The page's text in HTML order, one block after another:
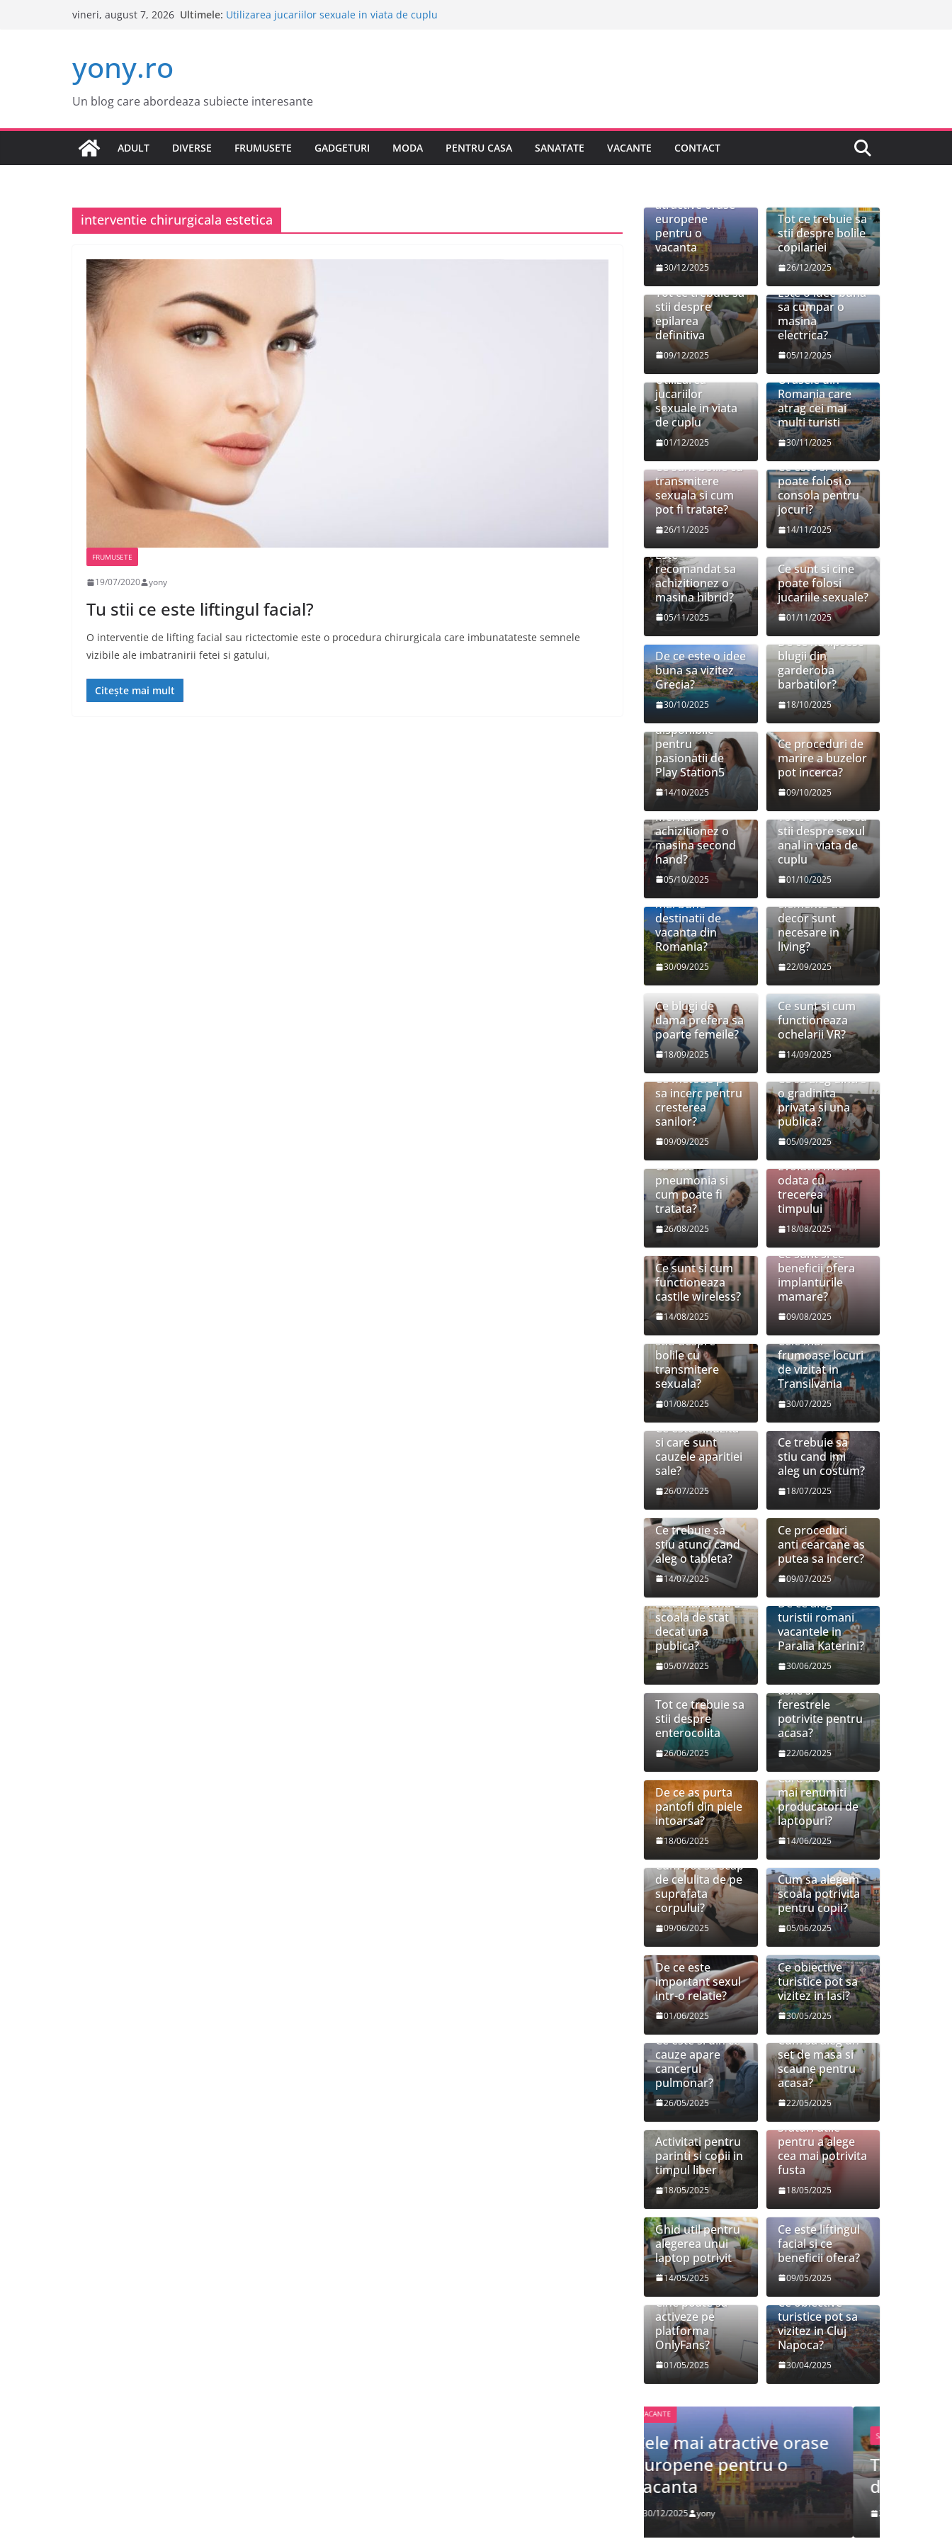
vineri, august 7, 2026 Ultimele: Utilizarea jucariilor sexuale in viata de cuplu
yony.ro
Un blog care abordeaza subiecte interesante
ADULT DIVERSE FRUMUSETE GADGETURI MODA PENTRU CASA SANATATE VACANTE CONTACT
interventie chirurgicala estetica
FRUMUSETE
19/07/2020 yony
Tu stii ce este liftingul facial?
O interventie de lifting facial sau rictectomie este o procedura chirurgicala care imbunatateste semnele
vizibile ale imbatranirii fetei si gatului,
Citește mai mult
atractive orase
europene
pentru o
vacanta
30/12/2025
Tot ce trebuie sa
stii despre bolile
copilariei
26/12/2025
Tot ce trebuie sa
stii despre
epilarea
definitiva
09/12/2025
Este o idee buna
sa cumpar o
masina
electrica?
05/12/2025
Utilizarea
jucariilor
sexuale in viata
de cuplu
01/12/2025
Orasele din
Romania care
atrag cei mai
multi turisti
30/11/2025
Ce sunt bolile cu
transmitere
sexuala si cum
pot fi tratate?
26/11/2025
Ce este si cine
poate folosi o
consola pentru
jocuri?
14/11/2025
Este
recomandat sa
achizitionez o
masina hibrid?
05/11/2025
Ce sunt si cine
poate folosi
jucariile sexuale?
01/11/2025
De ce este o idee
buna sa vizitez
Grecia?
30/10/2025
De ce nu lipsesc
blugii din
garderoba
barbatilor?
18/10/2025
disponibile
pentru
pasionatii de
Play Station5
14/10/2025
Ce proceduri de
marire a buzelor
pot incerca?
09/10/2025
Merita sa
achizitionez o
masina second
hand?
05/10/2025
Tot ce trebuie sa
stii despre sexul
anal in viata de
cuplu
01/10/2025
Care sunt cele
mai bune
destinatii de
vacanta din
Romania?
30/09/2025
elemente de
decor sunt
necesare in
living?
22/09/2025
Ce blugi de
dama prefera sa
poarte femeile?
18/09/2025
Ce sunt si cum
functioneaza
ochelarii VR?
14/09/2025
Ce metode pot
sa incerc pentru
cresterea
sanilor?
09/09/2025
Ce sa aleg dintre
o gradinita
privata si una
publica?
05/09/2025
Ce este
pneumonia si
cum poate fi
tratata?
26/08/2025
Evolutia modei
odata cu
trecerea
timpului
18/08/2025
Ce sunt si cum
functioneaza
castile wireless?
14/08/2025
Ce sunt si ce
beneficii ofera
implanturile
mamare?
09/08/2025
Ce trebuie sa
stiu despre
bolile cu
transmitere
sexuala?
01/08/2025
Cele mai
frumoase locuri
de vizitat in
Transilvania
30/07/2025
Ce este sinuzita
si care sunt
cauzele aparitiei
sale?
26/07/2025
Ce trebuie sa
stiu cand imi
aleg un costum?
18/07/2025
Ce trebuie sa
stiu atunci cand
aleg o tableta?
14/07/2025
Ce proceduri
anti cearcane as
putea sa incerc?
09/07/2025
Este mai buna o
scoala de stat
decat una
publica?
05/07/2025
De ce aleg
turistii romani
vacantele in
Paralia Katerini?
30/06/2025
Tot ce trebuie sa
stii despre
enterocolita
26/06/2025
usile si
ferestrele
potrivite pentru
acasa?
22/06/2025
De ce as purta
pantofi din piele
intoarsa?
18/06/2025
Care sunt cei
mai renumiti
producatori de
laptopuri?
14/06/2025
Cum pot sa scap
de celulita de pe
suprafata
corpului?
09/06/2025
Cum sa alegem
scoala potrivita
pentru copii?
05/06/2025
De ce este
important sexul
intr-o relatie?
01/06/2025
Ce obiective
turistice pot sa
vizitez in Iasi?
30/05/2025
Ce este si din ce
cauze apare
cancerul
pulmonar?
26/05/2025
Cum sa aleg un
set de masa si
scaune pentru
acasa?
22/05/2025
Activitati pentru
parinti si copii in
timpul liber
18/05/2025
Sfaturi utile
pentru a alege
cea mai potrivita
fusta
18/05/2025
Ghid util pentru
alegerea unui
laptop potrivit
14/05/2025
Ce este liftingul
facial si ce
beneficii ofera?
09/05/2025
Cine poate sa
activeze pe
platforma
OnlyFans?
01/05/2025
Ce obiective
turistice pot sa
vizitez in Cluj
Napoca?
30/04/2025
SANATATE
Tot ce trebuie sa stii
despre bolile copilariei
26/12/2025 yony